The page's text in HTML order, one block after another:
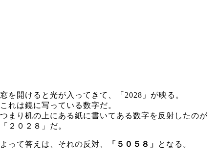
窓を開けると光が入ってきて、「2028」が映る。
これは鏡に写っている数字だ。
つまり机の上にある紙に書いてある数字を反射したのが
「２０２８」だ。
よって答えは、それの反対、 「５０５８」 となる。